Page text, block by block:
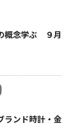
概念学ぶ ９月
ンド時計・金